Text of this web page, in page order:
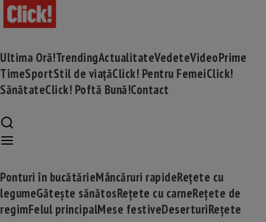
Ultima Oră!TrendingActualitateVedeteVideoPrime
TimeSportStil de viațăClick! Pentru FemeiClick!
SănătateClick! Poftă Bună!Contact
Ponturi în bucătărieMâncăruri rapideRețete cu
legumeGătește sănătosRețete cu carneRețete de
regimFelul principalMese festiveDeserturiRețete